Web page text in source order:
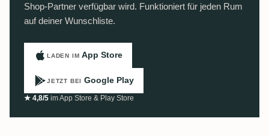
Shop-Partner verfügbar wird. Funktioniert für jeden Rum
auf deiner Wunschliste.
LADEN IM App Store
JETZT BEI Google Play
★ 4,8/5 im App Store & Play Store